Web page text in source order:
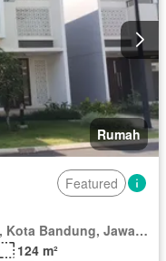
Rumah
Featured
Btari, Cisaranten Kidul, Gedebage, Kota Bandung, Jawa Barat
124 m²